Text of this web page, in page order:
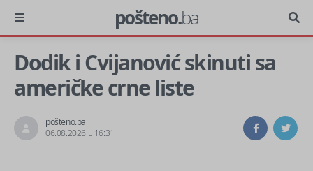
pošteno.ba
Dodik i Cvijanović skinuti sa
američke crne liste
pošteno.ba
06.08.2026 u 16:31